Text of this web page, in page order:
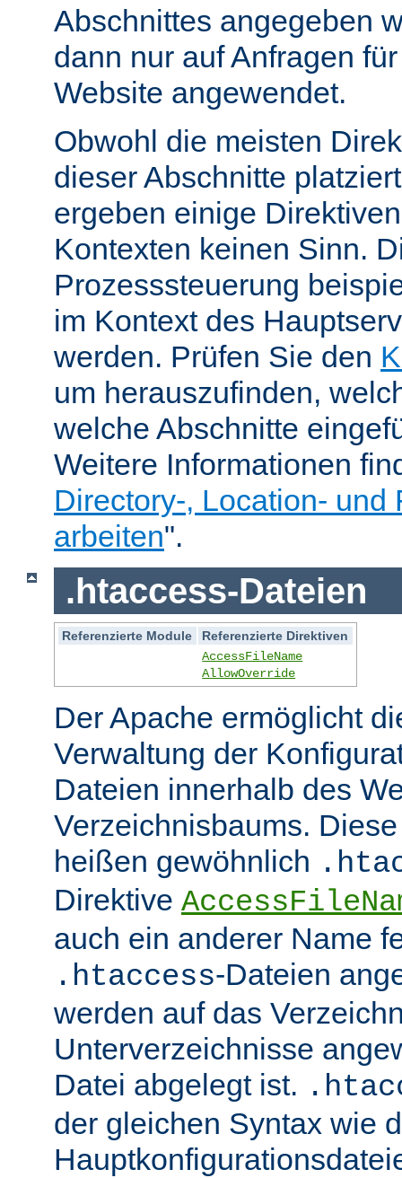
Abschnittes angegeben
dann nur auf Anfragen
Website angewendet.
Obwohl die meisten
dieser Abschnitte
ergeben einige
Kontexten keinen Sinn.
Prozesssteuerung
im Kontext des
werden. Prüfen Sie den
um herauszufinden,
welche Abschnitte
Weitere Informationen
Directory-, Location- und
arbeiten".
.htaccess-Dateien
Referenzierte Module
Referenzierte Direktiven
AccessFileName
AllowOverride
Der Apache ermöglicht
Verwaltung der
Dateien innerhalb des
Verzeichnisbaums.
heißen gewöhnlich
Direktive
auch ein anderer Name
.htaccess-Dateien
werden auf das
Unterverzeichnisse
Datei abgelegt ist.
der gleichen Syntax wie